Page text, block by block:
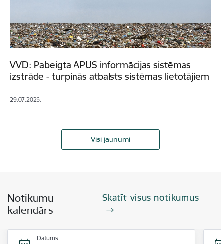
VVD: Pabeigta APUS informācijas sistēmas
izstrāde - turpinās atbalsts sistēmas lietotājiem
29.07.2026.
Visi jaunumi
Notikumu
kalendārs
Skatīt visus notikumus
Datums